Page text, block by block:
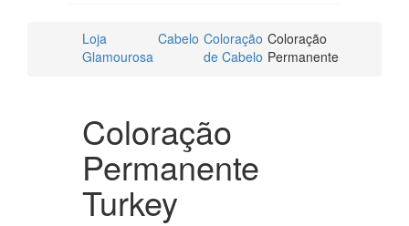
Loja
Glamourosa
Cabelo Coloração
de Cabelo
Coloração
Permanente
Coloração
Permanente
Turkey